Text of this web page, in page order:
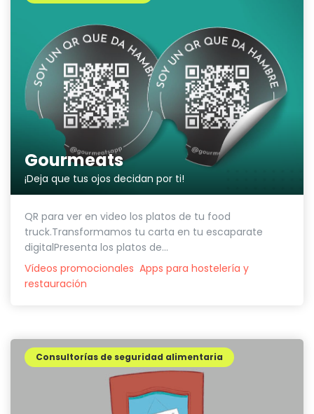
Gourmeats
¡Deja que tus ojos decidan por ti!
QR para ver en video los platos de tu food
truck.Transformamos tu carta en tu escaparate
digitalPresenta los platos de...
Vídeos promocionales Apps para hostelería y
restauración
Consultorías de seguridad alimentaria